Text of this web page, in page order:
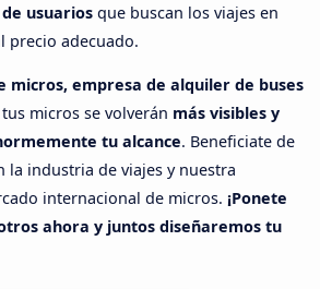
usuarios que buscan los viajes en
precio adecuado.
micros, empresa de alquiler de buses
micros se volverán más visibles y
tu alcance. Beneficiate de
la industria de viajes y nuestra
internacional de micros. ¡Ponete
ahora y juntos diseñaremos tu